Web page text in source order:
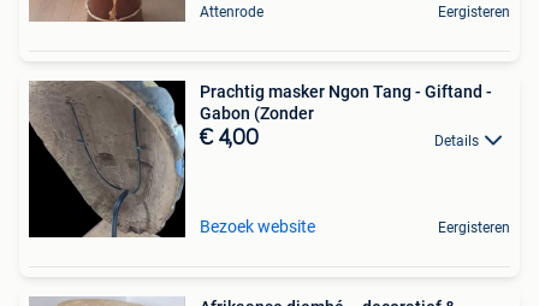
Attenrode Eergisteren
Prachtig masker Ngon Tang - Giftand -
Gabon (Zonder
€ 4,00 Details
Bezoek website Eergisteren